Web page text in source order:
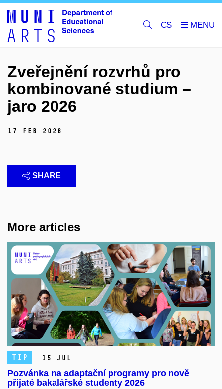
CS
Zveřejnění rozvrhů pro
kombinované studium –
jaro 2026
17 Feb 2026
SHARE
More articles
TIP 15 Jul
Pozvánka na adaptační programy pro nově
přijaté bakalářské studenty 2026